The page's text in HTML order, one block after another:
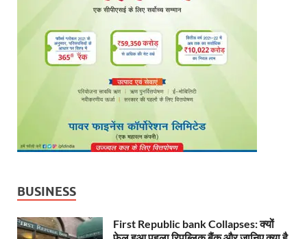
BUSINESS
First Republic bank Collapses: क्यों